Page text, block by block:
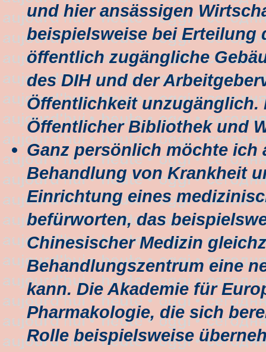
und hier ansässigen
beispielsweise bei Erteilung
öffentlich zugängliche
des DIH und der
Öffentlichkeit unzugänglich.
Öffentlicher Bibliothek und
Ganz persönlich möchte ich
Behandlung von Krankheit
Einrichtung eines
befürworten, das
Chinesischer Medizin
Behandlungszentrum eine
kann. Die Akademie für
Pharmakologie, die sich
Rolle beispielsweise